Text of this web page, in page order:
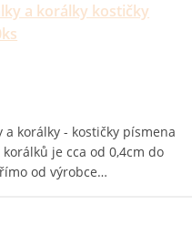
a korálky kostičky
a korálky - kostičky písmena
korálků je cca od 0,4cm do
od výrobce…